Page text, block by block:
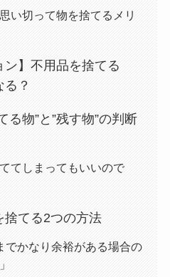
い切って物を捨てるメリ
ン】不用品を捨てる
る？
る物”と”残す物”の判断
てしまってもいいので
捨てる2つの方法
でかなり余裕がある場合の